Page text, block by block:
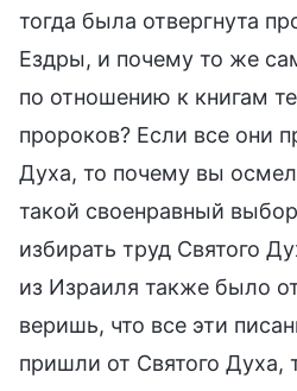
тогда была отвергнута
Ездры, и почему то же
по отношению к книгам
пророков? Если все они
Духа, то почему вы
такой своенравный
избирать труд Святого
из Израиля также было
веришь, что все эти
пришли от Святого Духа,